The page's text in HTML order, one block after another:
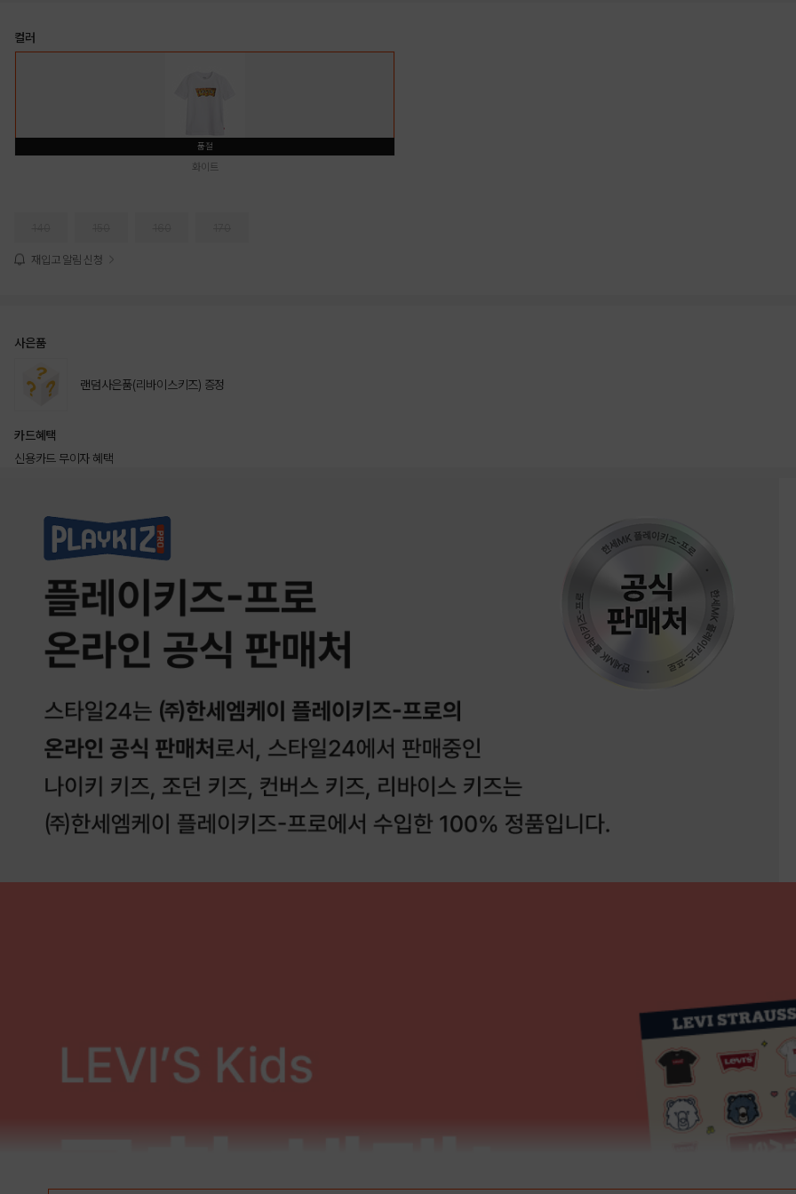
컬러
품절
화이트
재입고 알림 신청
사은품
랜덤사은품(리바이스키즈) 증정
카드혜택
신용카드 무이자 혜택